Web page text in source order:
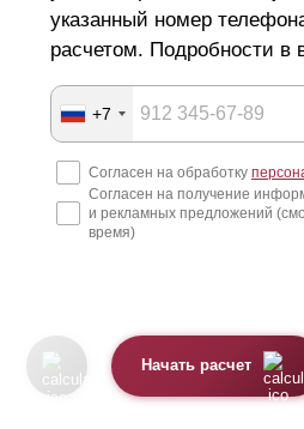
указанный номер
расчетом. Подробности в
+7
Согласен на обработку
Согласен на получение
и рекламных предложений
время)
Начать расчет